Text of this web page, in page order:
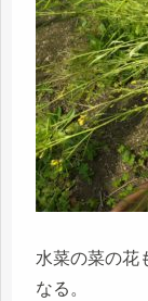
水菜の菜の花
なる。